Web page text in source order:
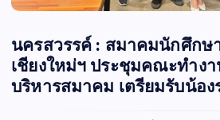
นครสวรรค์ : สมาคมนักศึกษ
เชียงใหม่ฯ ประชุมคณะทำง
บริหารสมาคม เตรียมรับน้อง